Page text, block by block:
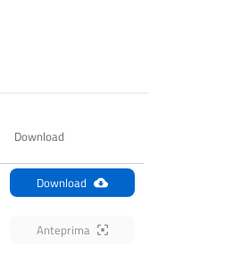
Download
Download
Anteprima